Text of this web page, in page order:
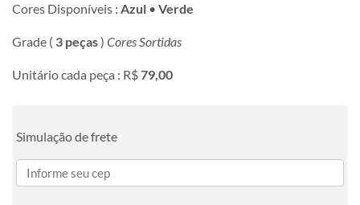
Cores Disponíveis : Azul • Verde
Grade ( 3 peças) Cores Sortidas
Unitário cada peça : R$79,00
Simulação de frete